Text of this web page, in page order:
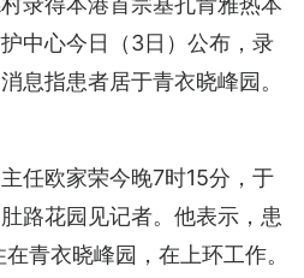
中心今日（3日）公布，录
息指患者居于青衣晓峰园。
任欧家荣今晚7时15分，于
路花园见记者。他表示，患
青衣晓峰园，在上环工作。